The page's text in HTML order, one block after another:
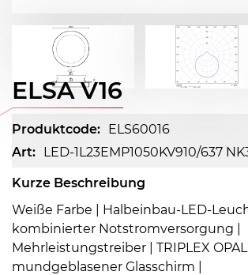
ELSA V16
Produktcode: ELS60016
Art: LED-1L23EMP1050KV910/637
Kurze Beschreibung
Weiße Farbe | Halbeinbau-LED-
kombinierter Notstromversorgung |
Mehrleistungstreiber | TRIPLEX OPAL
mundgeblasener Glasschirm |